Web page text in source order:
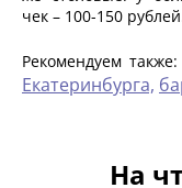
чек – 100-150
Рекомендуем также:
Екатеринбурга,
На